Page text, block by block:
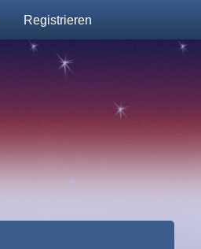
Registrieren